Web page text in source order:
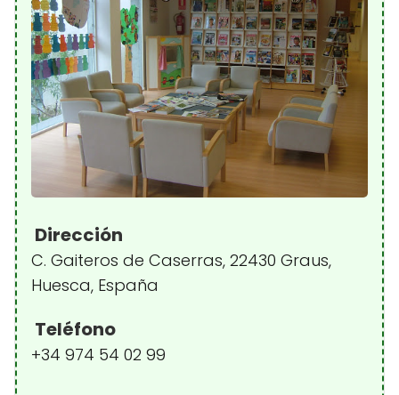
Dirección
C. Gaiteros de Caserras, 22430 Graus,
Huesca, España
Teléfono
+34 974 54 02 99